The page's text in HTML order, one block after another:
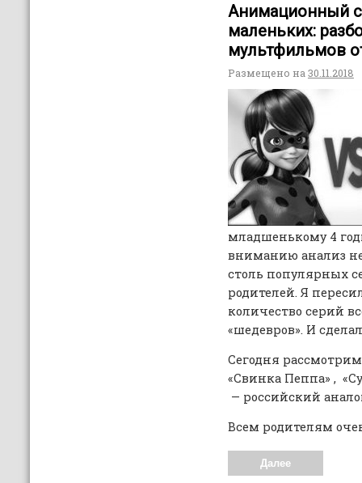
Анимационный
маленьких:
мультфильмов
Размещено на 30.11.2018
младшенькому 4
вниманию анализ
столь популярных
родителей. Я
количество серий
«шедевров». И
Сегодня
«Свинка Пеппа» ,
— российский
Всем родителям
Далее